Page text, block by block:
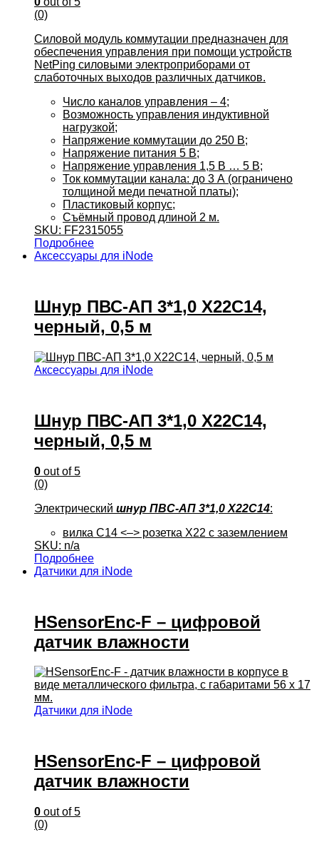
(0)
Силовой модуль коммутации предназначен для
обеспечения управления при помощи устройств
NetPing силовыми электроприборами от
слаботочных выходов различных датчиков.
Число каналов управления – 4;
Возможность управления индуктивной
нагрузкой;
Напряжение коммутации до 250 В;
Напряжение питания 5 В;
Напряжение управления 1,5 В … 5 В;
Ток коммутации канала: до 3 А (ограничено
толщиной меди печатной платы);
Пластиковый корпус;
Съёмный провод длиной 2 м.
SKU: FF2315055
Подробнее
Аксессуары для iNode
Шнур ПВС-АП 3*1,0 X22C14,
черный, 0,5 м
Аксессуары для iNode
Шнур ПВС-АП 3*1,0 X22C14,
черный, 0,5 м
0 out of 5
(0)
Электрический шнур ПВС-АП 3*1,0 X22C14:
вилка С14 <–> розетка X22 с заземлением
SKU: n/a
Подробнее
Датчики для iNode
HSensorEnc-F – цифровой
датчик влажности
Датчики для iNode
HSensorEnc-F – цифровой
датчик влажности
0 out of 5
(0)